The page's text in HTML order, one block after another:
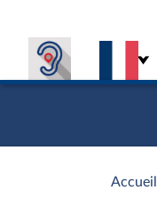
Accueil
d'accueil